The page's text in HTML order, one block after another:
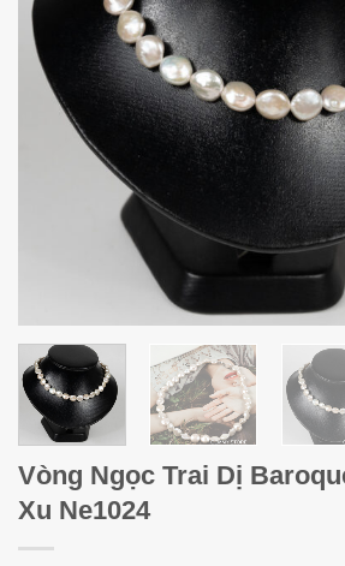
Vòng Ngọc Trai Dị
Xu Ne1024